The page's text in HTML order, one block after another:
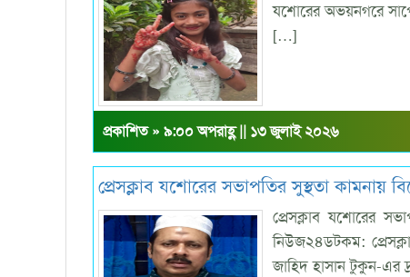
যশোরের অভয়নগরে
[…]
প্রকাশিত » ৯:০০ অপরাহ্ণ || ১৩ জুলাই ২০২৬
প্রেসক্লাব যশোরের সভাপতির সুস্থতা কামনায়
প্রেসক্লাব যশোরের
নিউজ২৪ডটকম:
জাহিদ হাসান টুকুন-এর